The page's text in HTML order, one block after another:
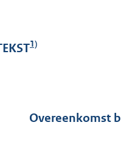
1)
Overeenkomst